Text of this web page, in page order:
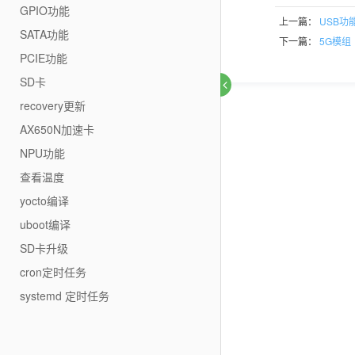
GPIO功能
SATA功能
PCIE功能
SD卡
recovery更新
AX650N加速卡
NPU功能
查看温度
yocto编译
uboot编译
SD卡升级
cron定时任务
systemd 定时任务
上一篇： USB功
下一篇： 5G模组